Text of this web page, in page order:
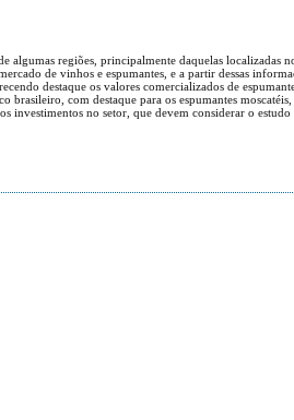
regiões, principalmente daquelas
de vinhos e espumantes, e a partir dessas
destaque os valores comercializados de
brasileiro, com destaque para os espumantes
investimentos no setor, que devem considerar o estudo